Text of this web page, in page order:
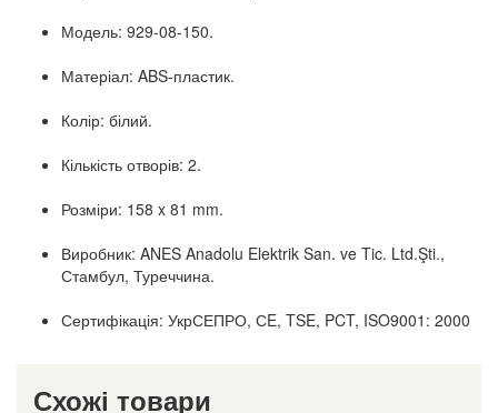
Модель: 929-08-150.
Матеріал: ABS-пластик.
Колір: білий.
Кількість отворів: 2.
Розміри: 158 x 81 mm.
Виробник: ANES Anadolu Elektrik San. ve Tic. Ltd.Şti.,
Стамбул, Туреччина.
Сертифікація: УкрСЕПРО, СE, TSE, PCT, ISO9001: 2000
Схожі товари